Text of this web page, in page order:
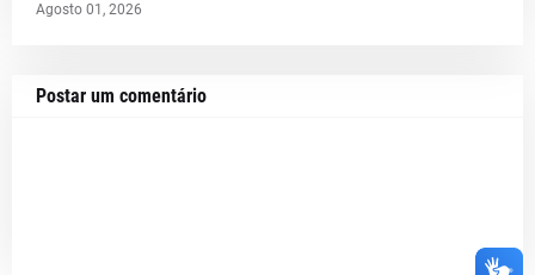
Agosto 01, 2026
Postar um comentário